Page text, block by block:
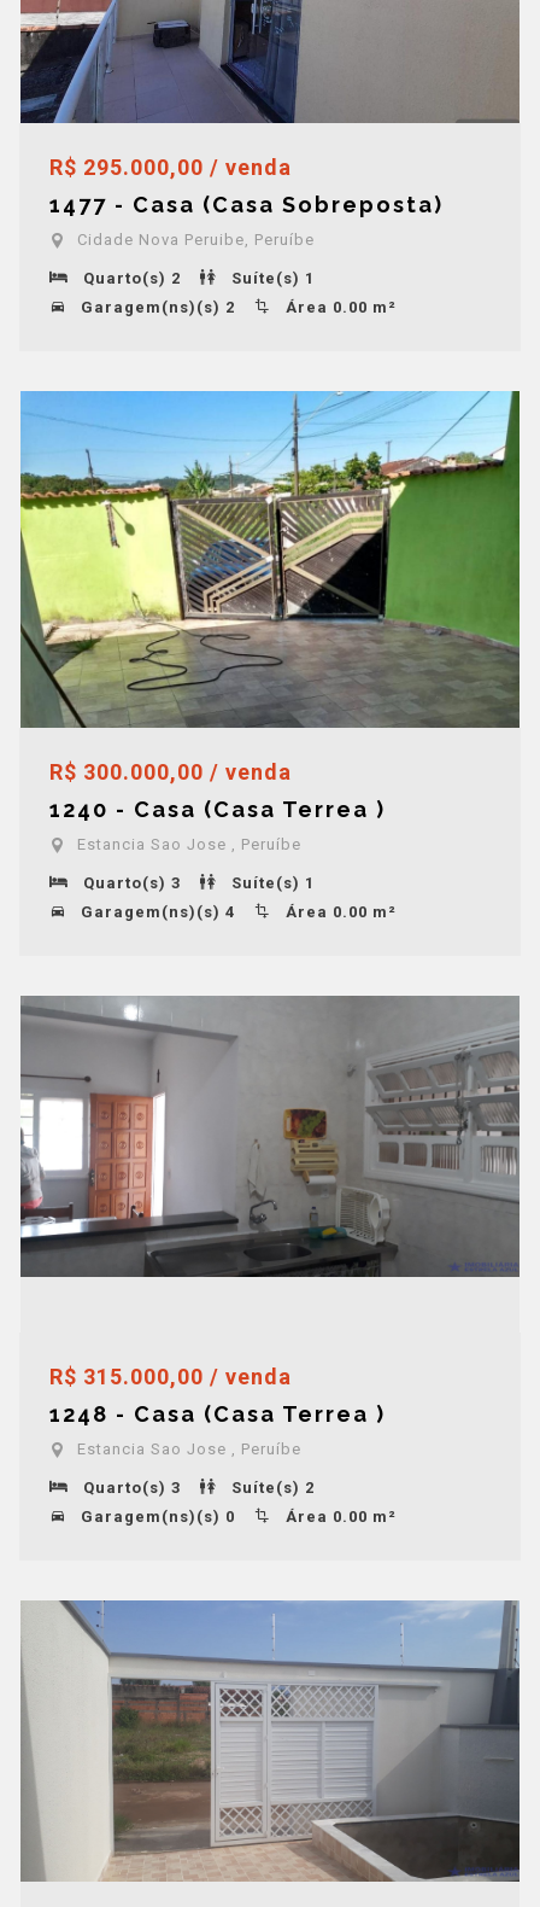
R$ 295.000,00 / venda
1477 - Casa (Casa Sobreposta)
Cidade Nova Peruibe, Peruíbe
Quarto(s) 2
Suíte(s) 1
Garagem(ns)(s) 2
Área 0.00 m²
R$ 300.000,00 / venda
1240 - Casa (Casa Terrea )
Estancia Sao Jose , Peruíbe
Quarto(s) 3
Suíte(s) 1
Garagem(ns)(s) 4
Área 0.00 m²
R$ 315.000,00 / venda
1248 - Casa (Casa Terrea )
Estancia Sao Jose , Peruíbe
Quarto(s) 3
Suíte(s) 2
Garagem(ns)(s) 0
Área 0.00 m²